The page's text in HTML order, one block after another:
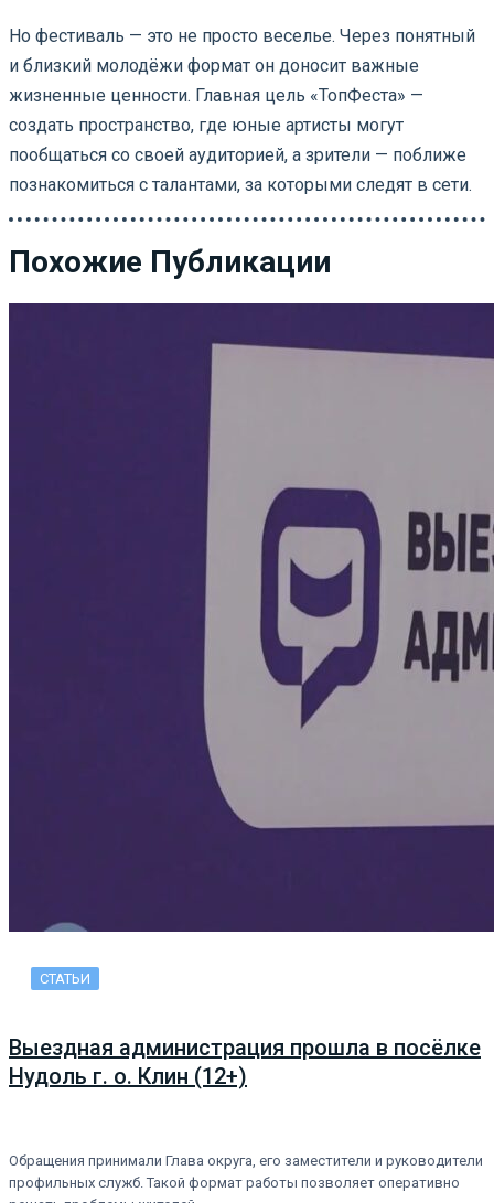
Но фестиваль — это не просто веселье. Через понятный
и близкий молодёжи формат он доносит важные
жизненные ценности. Главная цель «ТопФеста» —
создать пространство, где юные артисты могут
пообщаться со своей аудиторией, а зрители — поближе
познакомиться с талантами, за которыми следят в сети.
Похожие Публикации
СТАТЬИ
Выездная администрация прошла в посёлке
Нудоль г. о. Клин (12+)
Обращения принимали Глава округа, его заместители и руководители
профильных служб. Такой формат работы позволяет оперативно